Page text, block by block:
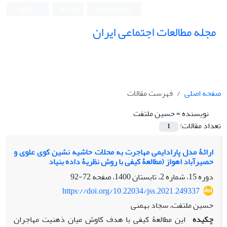
مجله مطالعات اجتماعی ایران
صفحه اصلی
فهرست مقالات
نویسنده =حسین ملتفت
تعداد مقالات:
1
ارائۀ مدل پارادایمی مهاجرت به محلات حاشیه نشین کوی علوی و
حصیرآباد اهواز (مطالعۀ کیفی با روش نظریۀ داده بنیاد
دوره 15، شماره 2، تابستان 1400، صفحه
72-92
https://doi.org/10.22034/jss.2021.249337
حسین ملتفت، سجاد بهمنی
چکیده این مطالعۀ کیفی با هدف کاوش میان ذهنیت مهاجران